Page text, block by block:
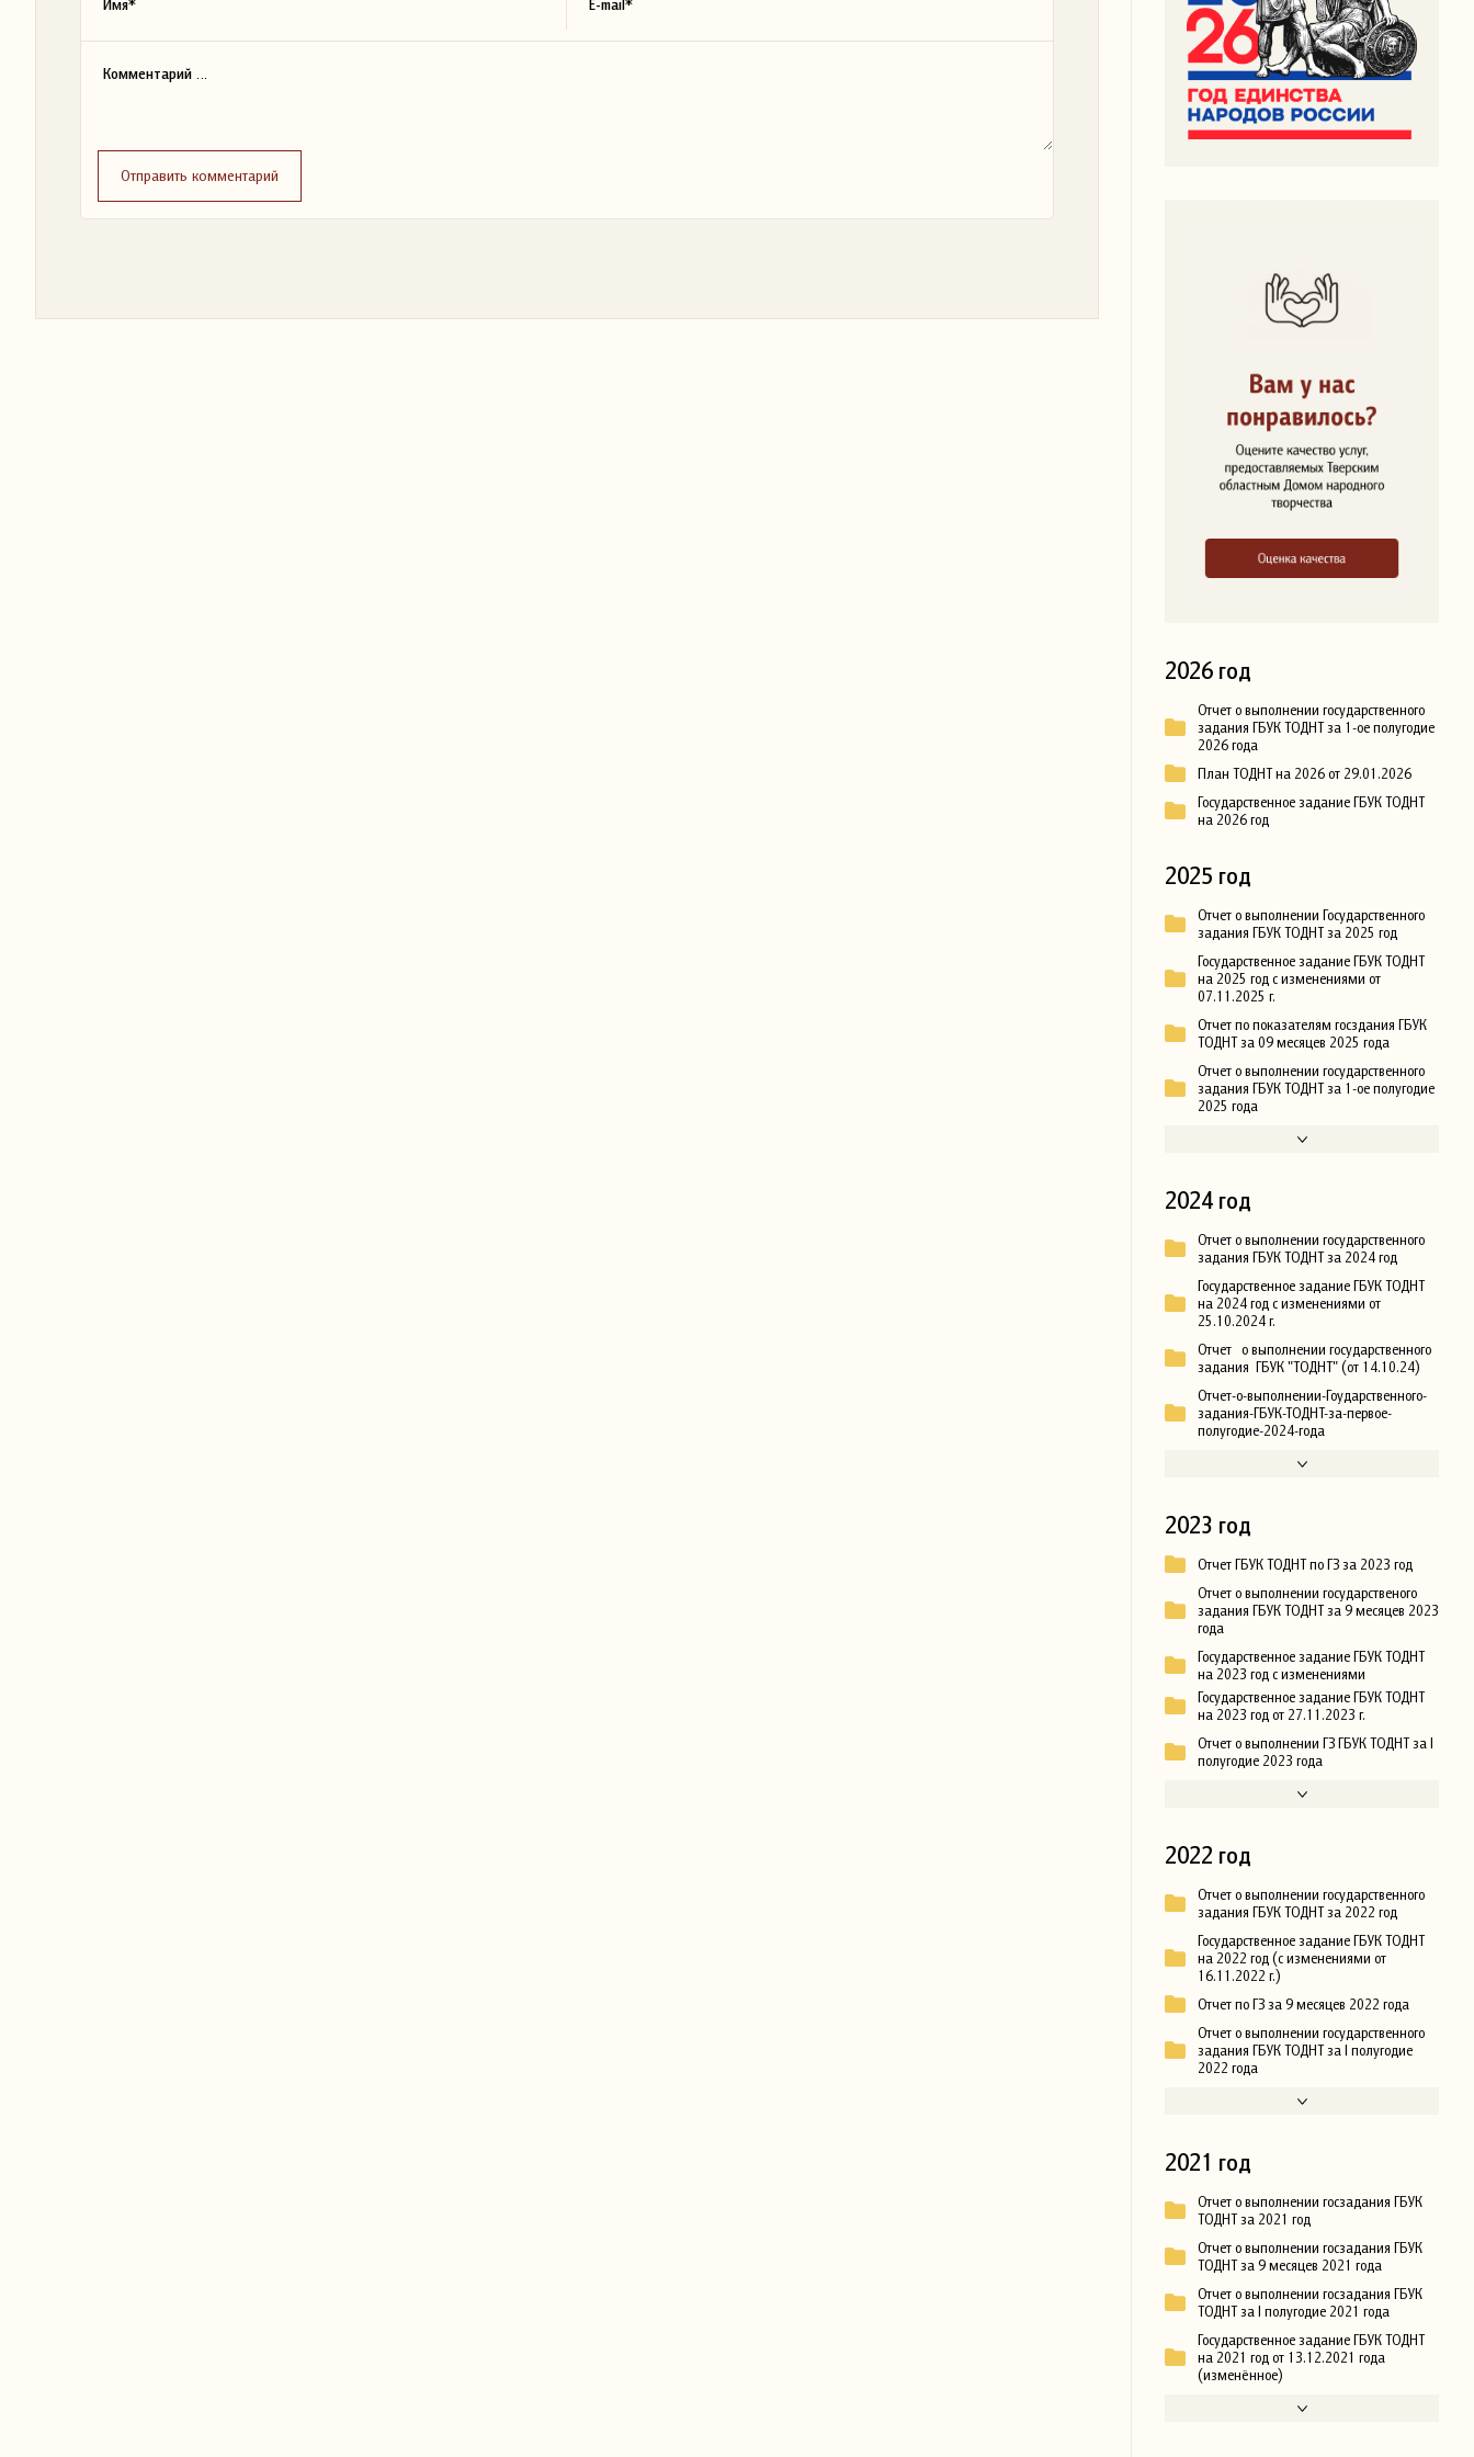
Отправить комментарий
2026 год
Отчет о выполнении государственного
задания ГБУК ТОДНТ за 1-ое полугодие
2026 года
План ТОДНТ на 2026 от 29.01.2026
Государственное задание ГБУК ТОДНТ
на 2026 год
2025 год
Отчет о выполнении Государственного
задания ГБУК ТОДНТ за 2025 год
Государственное задание ГБУК ТОДНТ
на 2025 год с изменениями от
07.11.2025 г.
Отчет по показателям госздания ГБУК
ТОДНТ за 09 месяцев 2025 года
Отчет о выполнении государственного
задания ГБУК ТОДНТ за 1-ое полугодие
2025 года
2024 год
Отчет о выполнении государственного
задания ГБУК ТОДНТ за 2024 год
Государственное задание ГБУК ТОДНТ
на 2024 год с изменениями от
25.10.2024 г.
Отчет о выполнении государственного
задания ГБУК "ТОДНТ" (от 14.10.24)
Отчет-о-выполнении-Гоударственного-
задания-ГБУК-ТОДНТ-за-первое-
полугодие-2024-года
2023 год
Отчет ГБУК ТОДНТ по ГЗ за 2023 год
Отчет о выполнении государственого
задания ГБУК ТОДНТ за 9 месяцев 2023
года
Государственное задание ГБУК ТОДНТ
на 2023 год с изменениями
Государственное задание ГБУК ТОДНТ
на 2023 год от 27.11.2023 г.
Отчет о выполнении ГЗ ГБУК ТОДНТ за I
полугодие 2023 года
2022 год
Отчет о выполнении государственного
задания ГБУК ТОДНТ за 2022 год
Государственное задание ГБУК ТОДНТ
на 2022 год (с изменениями от
16.11.2022 г.)
Отчет по ГЗ за 9 месяцев 2022 года
Отчет о выполнении государственного
задания ГБУК ТОДНТ за I полугодие
2022 года
2021 год
Отчет о выполнении госзадания ГБУК
ТОДНТ за 2021 год
Отчет о выполнении госзадания ГБУК
ТОДНТ за 9 месяцев 2021 года
Отчет о выполнении госзадания ГБУК
ТОДНТ за I полугодие 2021 года
Государственное задание ГБУК ТОДНТ
на 2021 год от 13.12.2021 года
(изменённое)